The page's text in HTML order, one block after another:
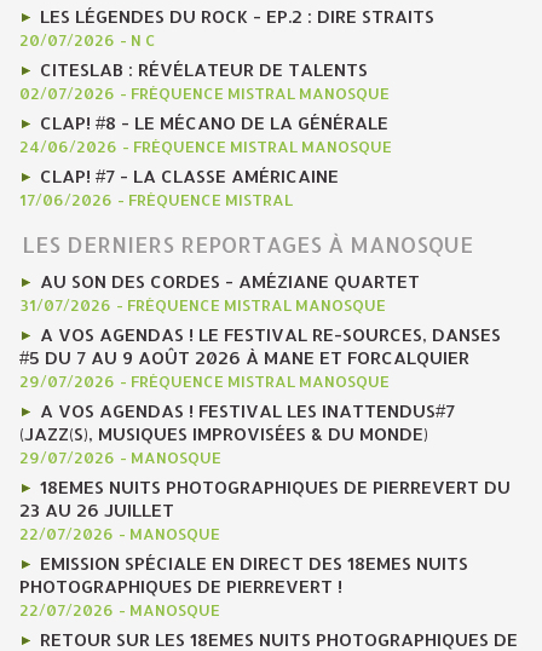
LES LÉGENDES DU ROCK - EP.2 : DIRE STRAITS
20/07/2026 - N C
CITESLAB : RÉVÉLATEUR DE TALENTS
02/07/2026 - FRÉQUENCE MISTRAL MANOSQUE
CLAP! #8 - LE MÉCANO DE LA GÉNÉRALE
24/06/2026 - FRÉQUENCE MISTRAL MANOSQUE
CLAP! #7 - LA CLASSE AMÉRICAINE
17/06/2026 - FRÉQUENCE MISTRAL
LES DERNIERS REPORTAGES À MANOSQUE
AU SON DES CORDES - AMÉZIANE QUARTET
31/07/2026 - FRÉQUENCE MISTRAL MANOSQUE
A VOS AGENDAS ! LE FESTIVAL RE-SOURCES, DANSES
#5 DU 7 AU 9 AOÛT 2026 À MANE ET FORCALQUIER
29/07/2026 - FRÉQUENCE MISTRAL MANOSQUE
A VOS AGENDAS ! FESTIVAL LES INATTENDUS#7
(JAZZ(S), MUSIQUES IMPROVISÉES & DU MONDE)
29/07/2026 - MANOSQUE
18EMES NUITS PHOTOGRAPHIQUES DE PIERREVERT DU
23 AU 26 JUILLET
22/07/2026 - MANOSQUE
EMISSION SPÉCIALE EN DIRECT DES 18EMES NUITS
PHOTOGRAPHIQUES DE PIERREVERT !
22/07/2026 - MANOSQUE
RETOUR SUR LES 18EMES NUITS PHOTOGRAPHIQUES DE